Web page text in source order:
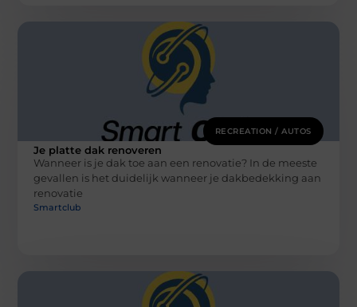
RECREATION / AUTOS
Je platte dak renoveren
Wanneer is je dak toe aan een renovatie? In de meeste
gevallen is het duidelijk wanneer je dakbedekking aan
renovatie
Smartclub